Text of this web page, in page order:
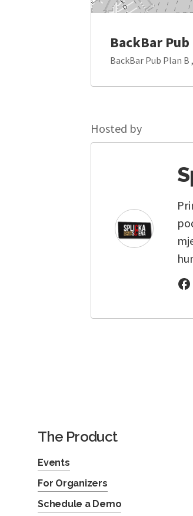
BackBar Pub
BackBar Pub Plan B
Hosted by
The Product
Events
For Organizers
Schedule a Demo